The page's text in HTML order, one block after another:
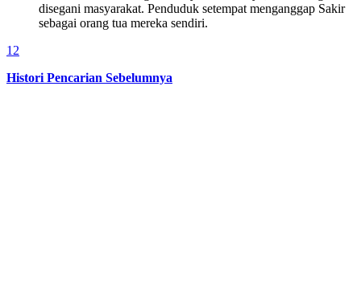
disegani masyarakat. Penduduk setempat menganggap Sakir
sebagai orang tua mereka sendiri.
1 2
Histori Pencarian Sebelumnya